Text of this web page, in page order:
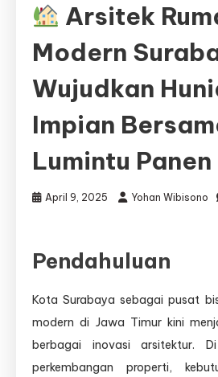
Arsitek
Modern
Wujudkan
Impian
Lumintu Panen
April 9, 2025 Yohan Wibisono
Rumah
Surabaya
Hunian
Impian
Pendahuluan
Kota Surabaya sebagai pusat
modern di Jawa Timur kini
berbagai inovasi arsitektur.
perkembangan properti,